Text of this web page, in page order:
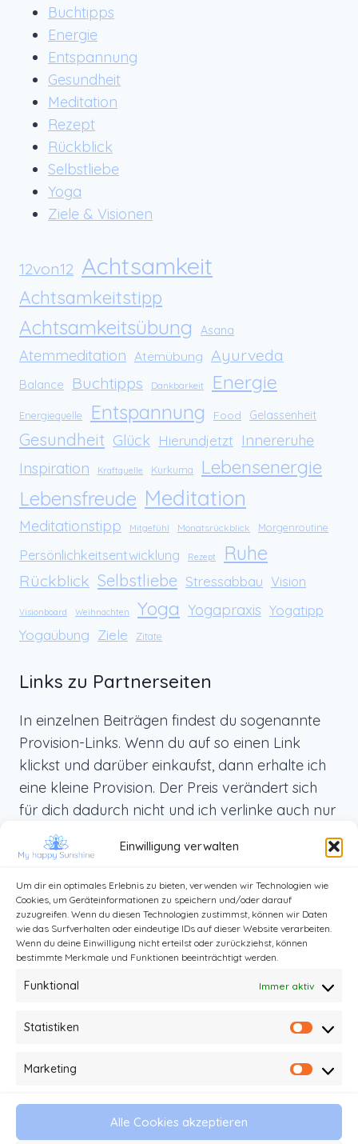
Einwilligung verwalten
Um dir ein optimales Erlebnis zu bieten, verwenden wir Technologien wie
Cookies, um Geräteinformationen zu speichern und/oder darauf
zuzugreifen. Wenn du diesen Technologien zustimmst, können wir Daten
wie das Surfverhalten oder eindeutige IDs auf dieser Website verarbeiten.
Wenn du deine Einwilligung nicht erteilst oder zurückziehst, können
bestimmte Merkmale und Funktionen beeinträchtigt werden.
Funktional Immer aktiv
Statistiken
Marketing
Alle Cookies akzeptieren
RUMI
Buchtipps
Energie
Entspannung
Gesundheit
Meditation
Rezept
Rückblick
Selbstliebe
Yoga
Ziele & Visionen
12von12 Achtsamkeit
Achtsamkeitstipp
Achtsamkeitsübung Asana
Atemmeditation Atemübung Ayurveda
Balance Buchtipps Dankbarkeit Energie
Energiequelle Entspannung Food Gelassenheit
Gesundheit Glück Hierundjetzt
Innereruhe
Inspiration
Kraftquelle Kurkuma Lebensenergie
Lebensfreude Meditation
Meditationstipp Mitgefühl Monatsrückblick Morgenroutine
Persönlichkeitsentwicklung Rezept Ruhe
Rückblick Selbstliebe Stressabbau Vision
Visionboard Weihnachten Yoga Yogapraxis Yogatipp
Yogaübung Ziele Zitate
Links zu Partnerseiten
In einzelnen Beiträgen findest du sogenannte
Provision-Links. Wenn du auf so einen Link
klickst und darüber einkaufst, dann erhalte ich
eine kleine Provision. Der Preis verändert sich
für dich dadurch nicht und ich verlinke auch nur
Produkte, die ich selbst benutze und die ich dir
von ganzem Herzen weiterempfehlen kann.